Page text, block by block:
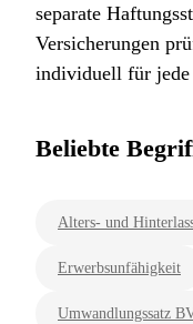
separate
Versicherungen
individuell für jede
Beliebte
Alters- und
Erwerbsunfähigkeit
Umwandlungssatz